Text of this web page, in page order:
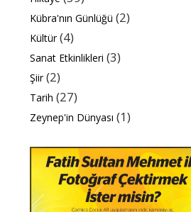
Kübra'nın Günlüğü (2)
Kültür(4)
Sanat Etkinlikleri (3)
Şiir(2)
Tarih (27)
Zeynep'in Dünyası (1)